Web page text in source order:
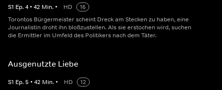
S1 Ep.4 • 42 Min. • HD
16
Torontos Bürgermeister scheint Dreck am Stecken zu haben, eine
Journalistin droht ihn bloßzustellen. Als sie erstochen wird, suchen
die Ermittler im Umfeld des Politikers nach dem Täter.
Ausgenutzte Liebe
S1 Ep.5 • 42 Min. • HD
12